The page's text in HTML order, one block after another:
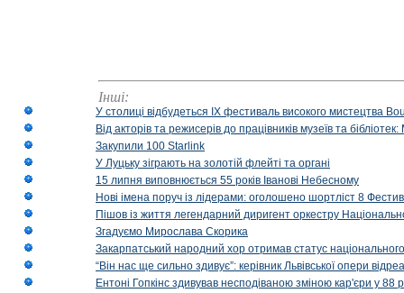
Інші:
У столиці відбудеться IX фестиваль високого мистецтва
Від акторів та режисерів до працівників музеїв та
Закупили 100 Starlink
У Луцьку зіграють на золотій флейті та органі
15 липня виповнюється 55 років Іванові Небесному
Нові імена поруч із лідерами: оголошено шортліст 8
Пішов із життя легендарний диригент оркестру
Згадуємо Мирослава Скорика
Закарпатський народний хор отримав статус національного
“Він нас ще сильно здивує”: керівник Львівської опери
Ентоні Гопкінс здивував несподіваною зміною кар'єри у 88